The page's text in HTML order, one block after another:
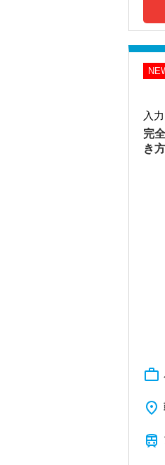
・
・全
・ク
・9
・一
・相
＜成
・全
・
・
・
＜
・
・
・
＜
・
・
・
＜
A.
A.
入
完
き
work_outline
place
train